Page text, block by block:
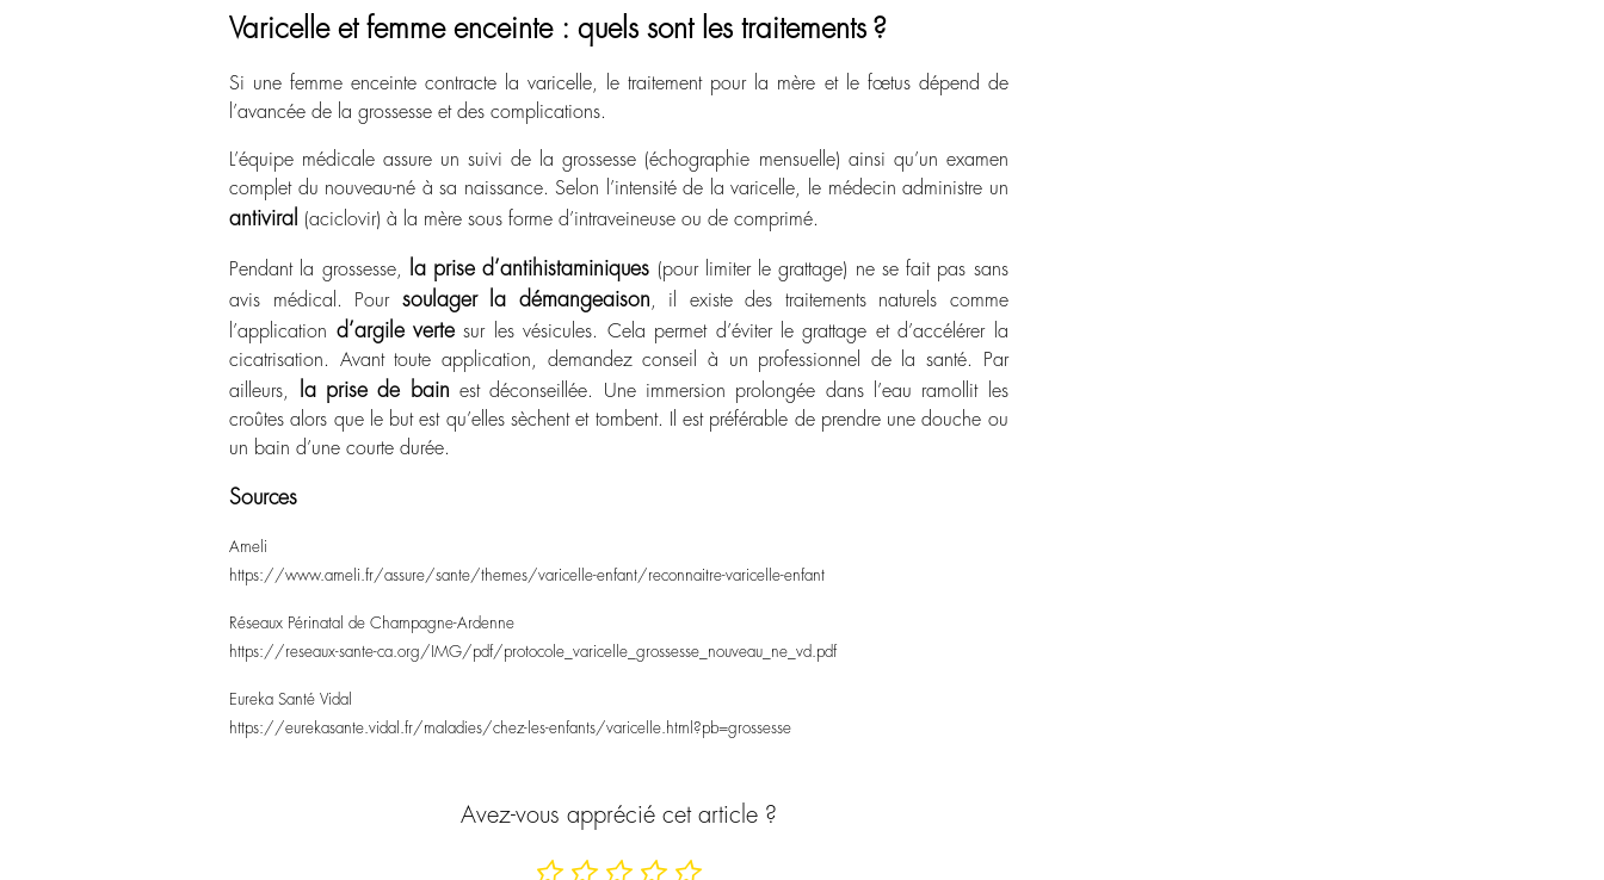
Varicelle et femme enceinte : quels sont les traitements ?
Si une femme enceinte contracte la varicelle, le traitement pour la mère et le fœtus dépend de
l’avancée de la grossesse et des complications.
L’équipe médicale assure unsuivi de la grossesse (échographie mensuelle) ainsi qu’un examen
complet du nouveau-né à sa naissance. Selon l’intensité de la varicelle, le médecin administre un
antiviral (aciclovir) à la mère sous forme d’intraveineuse ou de comprimé.
Pendant la grossesse, la prise d’antihistaminiques (pour limiter le grattage) ne se fait pas sans
avis médical. Pour soulager la démangeaison , il existe des traitements naturels comme
l’application d’argile verte sur les vésicules. Cela permet d’éviter le grattage et d’accélérer la
cicatrisation. Avant toute application, demandez conseil à un professionnel de la santé. Par
ailleurs,
la prise de bain est déconseillée. Une immersion prolongée dans l’eau ramollit les
croûtes alors que le but est qu’elles sèchent et tombent. Il est préférable de prendre une douche ou
un bain d’une courte durée.
Sources
Ameli
https://www.ameli.fr/assure/sante/themes/varicelle-enfant/reconnaitre-varicelle-enfant
Réseaux Périnatal de Champagne-Ardenne
https://reseaux-sante-ca.org/IMG/pdf/protocole_varicelle_grossesse_nouveau_ne_vd.pdf
Eureka Santé Vidal
https://eurekasante.vidal.fr/maladies/chez-les-enfants/varicelle.html?pb=grossesse
Avez-vous apprécié cet article ?